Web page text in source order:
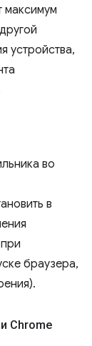
максимум
устройства,
во
в
браузера,
Chrome